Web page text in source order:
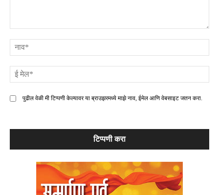
पुढील वेळी मी टिप्पणी केल्यावर या ब्राउझरमध्ये माझे नाव, ईमेल आणि वेबसाइट जतन करा.